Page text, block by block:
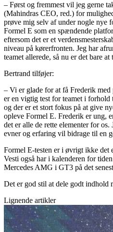
– Først og fremmest vil jeg gerne
(Mahindras CEO, red.) for
prøve mig selv af under nogle nye
Formel E som en spændende
eftersom det er et
niveau på kørerfronten. Jeg har
teamet allerede, så nu er det bare
Bertrand tilføjer:
– Vi er glade for at få Frederik
er en vigtig test for teamet i
og der er et stort fokus på at give
opleve Formel E. Frederik er ung,
det er alle de rette elementer for
evner og erfaring vil bidrage til en
Formel E-testen er i øvrigt ikke det
Vesti også har i kalenderen for
Mercedes AMG i GT3 på det
Det er god stil at dele godt indhold
Lignende artikler